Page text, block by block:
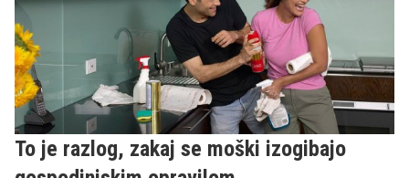
Za začetek vam priporočamo obisk Otočca, ki vas bo
zagotovo prevzel v vseh pogledih, saj je kot nalašč
za vse, ki se radi predajate svojim strastem.
To je razlog, zakaj se moški izogibajo